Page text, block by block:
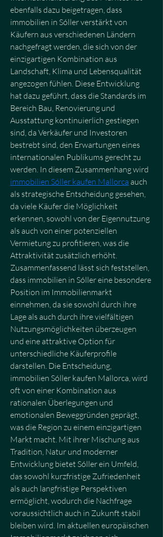
ebenfalls dazu beigetragen, dass
immobilien in Sóller verstärkt von
Käufern aus verschiedenen Ländern
nachgefragt werden, die sich von der
einzigartigen Kombination aus
Landschaft, Klima und Lebensqualität
angezogen fühlen. Diese Entwicklung
hat dazu geführt, dass die Standards im
Bereich Bau, Renovierung und
Ausstattung kontinuierlich gestiegen
sind, da Verkäufer und Investoren
bestrebt sind, den Erwartungen eines
internationalen Publikums gerecht zu
werden. In diesem Zusammenhang wird
immobilien Sóller kaufen Mallorca auch
als strategische Entscheidung gesehen,
da viele Käufer die Möglichkeit
erkennen, sowohl von der Eigennutzung
als auch von einer potenziellen
Vermietung zu profitieren, was die
Attraktivität zusätzlich erhöht.
Zusammenfassend lässt sich feststellen,
dass immobilien in Sóller eine besondere
Position im Immobilienmarkt
einnehmen, da sie sowohl durch ihre
Lage als auch durch ihre vielfältigen
Nutzungsmöglichkeiten überzeugen
und eine attraktive Option für
unterschiedliche Käuferprofile
darstellen. Die Entscheidung,
immobilien Sóller kaufen Mallorca, wird
oft von einer Kombination aus
rationalen Überlegungen und
emotionalen Beweggründen geprägt,
was die Region zu einem einzigartigen
Markt macht. Mit ihrer Mischung aus
Tradition, Natur und moderner
Entwicklung bietet Sóller ein Umfeld,
das sowohl kurzfristige Zufriedenheit
als auch langfristige Perspektiven
ermöglicht, wodurch die Nachfrage
voraussichtlich auch in Zukunft stabil
bleiben wird. Im aktuellen europäischen